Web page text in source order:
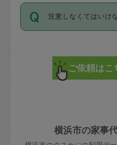
詳細FAQ：
損害賠
72時間を超える※と
料が発生します。
直前キャンセル料：
72時間前〜24時間
依頼者不在による
金額の100%＋交通
まず、条件の合う
みてください。
その後、一番気に
不在の場合の作業
が必要です。数回
ジさんと依頼者の
てください。
不在時に部屋に入
きた場合は損害保
ご注意ください。
注意しなくてはいけ
で、必ず鍵のかか
れて依頼者の責任
けてください。
玉、など
横浜市の家事